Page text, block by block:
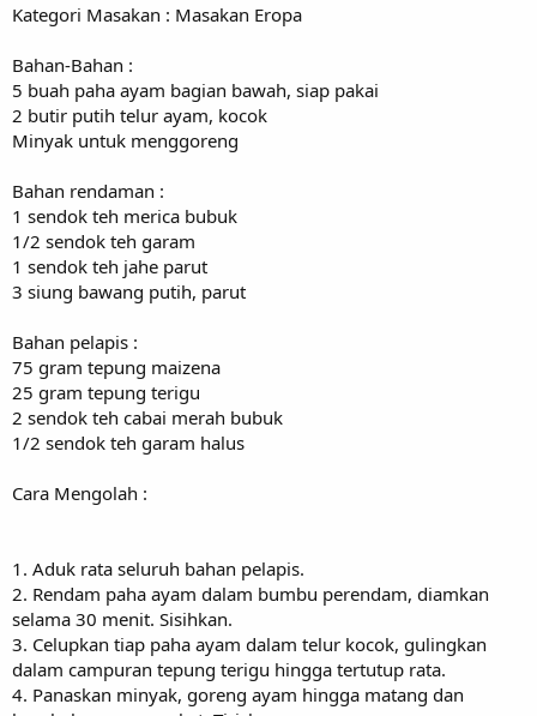
e
Kategori Masakan : Masakan Eropa
Bahan-Bahan :
5 buah paha ayam bagian bawah, siap pakai
2 butir putih telur ayam, kocok
Minyak untuk menggoreng
Bahan rendaman :
1 sendok teh merica bubuk
1/2 sendok teh garam
1 sendok teh jahe parut
3 siung bawang putih, parut
Bahan pelapis :
75 gram tepung maizena
25 gram tepung terigu
2 sendok teh cabai merah bubuk
1/2 sendok teh garam halus
Cara Mengolah :
1. Aduk rata seluruh bahan pelapis.
2. Rendam paha ayam dalam bumbu perendam, diamkan
selama 30 menit. Sisihkan.
3. Celupkan tiap paha ayam dalam telur kocok, gulingkan
dalam campuran tepung terigu hingga tertutup rata.
4. Panaskan minyak, goreng ayam hingga matang dan